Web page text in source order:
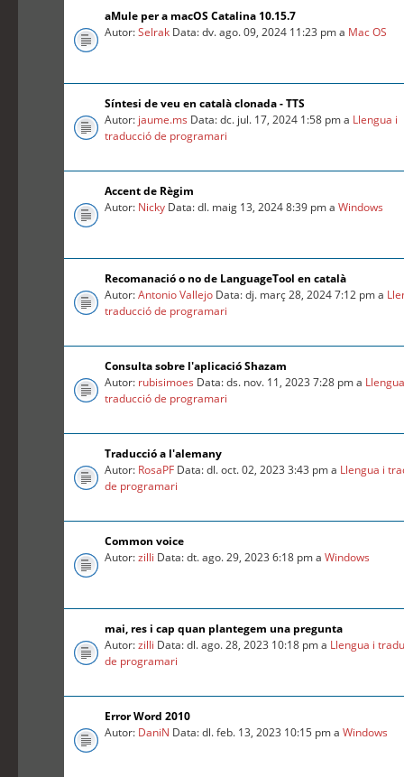
aMule per a macOS Catalina 10.15.7
Autor:Selrak Data: dv. ago. 09, 2024 11:23 pm a Mac OS
Síntesi de veu en català clonada - TTS
Autor: jaume.ms Data: dc. jul. 17, 2024 1:58 pm a Llengua i
traducció de programari
Accent de Règim
Autor: Nicky Data: dl. maig 13, 2024 8:39 pm aWindows
Recomanació o no de LanguageTool en català
Autor:Antonio Vallejo Data: dj. març 28, 2024 7:12 pm a
traducció de programari
Consulta sobre l'aplicació Shazam
Autor: rubisimoes Data: ds. nov. 11, 2023 7:28 pm a
traducció de programari
Traducció a l'alemany
Autor: RosaPF Data: dl. oct. 02, 2023 3:43 pm a Llengua i
de programari
Common voice
Autor:zilli Data: dt. ago. 29, 2023 6:18 pm aWindows
mai, res i cap quan plantegem una pregunta
Autor:zilli Data: dl. ago. 28, 2023 10:18 pm a Llengua i
de programari
Error Word 2010
Autor: DaniN Data: dl. feb. 13, 2023 10:15 pm aWindows